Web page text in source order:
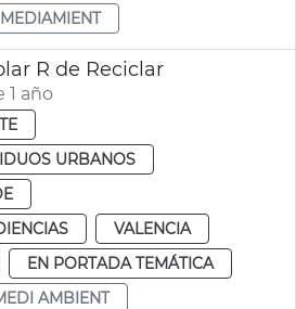
MEDIAMIENT
R de Reciclar
1 año
URBANOS
VALENCIA
EN PORTADA TEMÁTICA
AMBIENT